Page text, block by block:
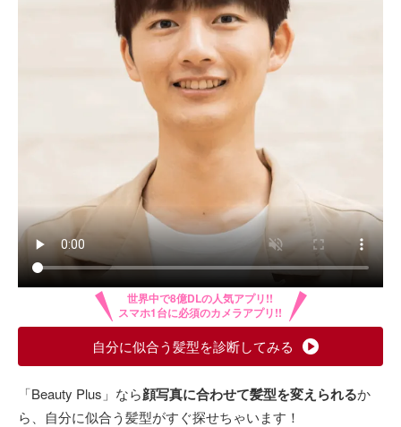
自分に似合う髪型を診断してみる
「Beauty Plus」なら顔写真に合わせて髪型を変えられるか
ら、自分に似合う髪型がすぐ探せちゃいます！